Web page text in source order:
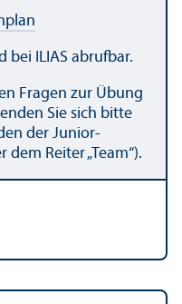
bei ILIAS abrufbar.
Fragen zur Übung
Sie sich bitte
der Junior­
Reiter „Team“).